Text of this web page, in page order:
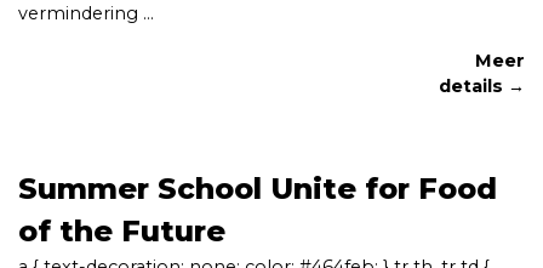
vermindering ...
Meer
details →
Summer School Unite for Food
of the Future